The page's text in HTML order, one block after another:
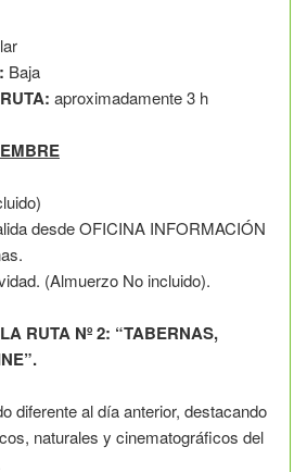
Baja
aproximadamente 3 h
desde OFICINA INFORMACIÓN
(Almuerzo No incluido).
RUTA Nº 2: “TABERNAS,
diferente al día anterior, destacando
naturales y cinematográficos del